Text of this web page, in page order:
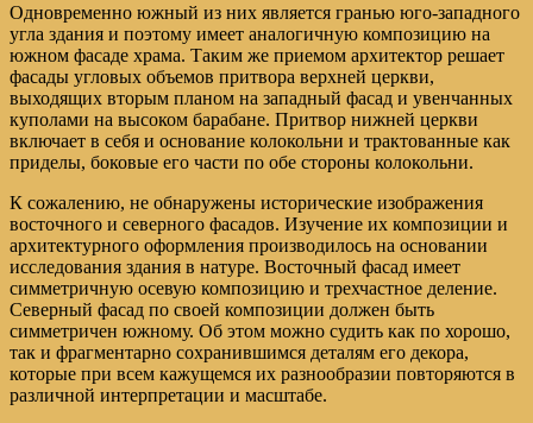
Одновременно южный из них является гранью юго-западного
угла здания и поэтому имеет аналогичную композицию на
южном фасаде храма. Таким же приемом архитектор решает
фасады угловых объемов притвора верхней церкви,
выходящих вторым планом на западный фасад и увенчанных
куполами на высоком барабане. Притвор нижней церкви
включает в себя и основание колокольни и трактованные как
приделы, боковые его части по обе стороны колокольни.
К сожалению, не обнаружены исторические изображения
восточного и северного фасадов. Изучение их композиции и
архитектурного оформления производилось на основании
исследования здания в натуре. Восточный фасад имеет
симметричную осевую композицию и трехчастное деление.
Северный фасад по своей композиции должен быть
симметричен южному. Об этом можно судить как по хорошо,
так и фрагментарно сохранившимся деталям его декора,
которые при всем кажущемся их разнообразии повторяются в
различной интерпретации и масштабе.